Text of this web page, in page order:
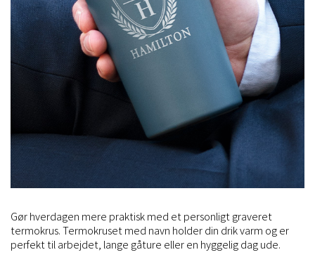
Gør hverdagen mere praktisk med et personligt graveret
termokrus. Termokruset med navn holder din drik varm og er
perfekt til arbejdet, lange gåture eller en hyggelig dag ude.